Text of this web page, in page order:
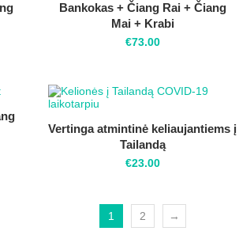
Bankokas + Čiang Rai + Čiang
Mai + Krabi
€73.00
Vertinga atmintinė keliaujantiems į
Tailandą
€23.00
1 2 →